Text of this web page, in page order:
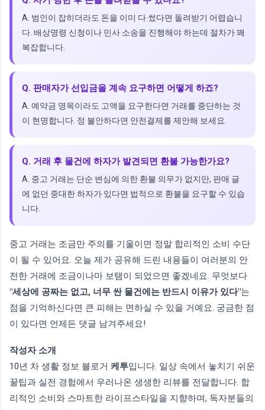
A. 범인이 잡히더라도 돈을 이미 다 썼다면 돌려받기 어렵습니
다. 배상명령 신청이나 민사 소송을 진행해야 하는데 절차가 꽤
복잡합니다.
Q. 판매자가 선입금을 계속 요구하면 어떻게 하죠?
A. 예약금 명목이라도 고액을 요구한다면 거래를 중단하는 것
이 현명합니다. 정 불안하다면 안전결제를 제안해 보세요.
Q. 거래 후 물건에 하자가 발견되면 환불 가능한가요?
A. 중고 거래는 단순 변심에 의한 환불 의무가 없지만, 판매 글
에 없던 중대한 하자가 있다면 법적으로 환불을 요구할 수 있습
니다.
중고 거래는 조금만 주의를 기울이면 정말 합리적인 소비 수단
이 될 수 있어요. 오늘 제가 공유해 드린 내용들이 여러분의 안
전한 거래에 조금이나마 보탬이 되었으면 좋겠네요. 무엇보다
"세상에 공짜는 없고, 너무 싼 물건에는 반드시 이유가 있다"는
점을 기억하신다면 큰 피해는 면하실 수 있을 거예요. 궁금한 점
이 있다면 언제든 댓글 남겨주세요!
작성자 소개
10년 차 생활 정보 블로거 케투입니다. 일상 속에서 놓치기 쉬운
꿀팁과 실전 경험에서 우러나온 생생한 리뷰를 전달합니다. 합
리적인 소비와 스마트한 라이프스타일을 지향하며, 독자분들의